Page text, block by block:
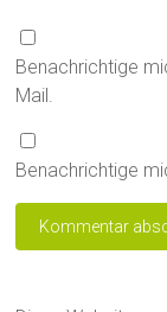
Benachrichtige
Mail.
Benachrichtige